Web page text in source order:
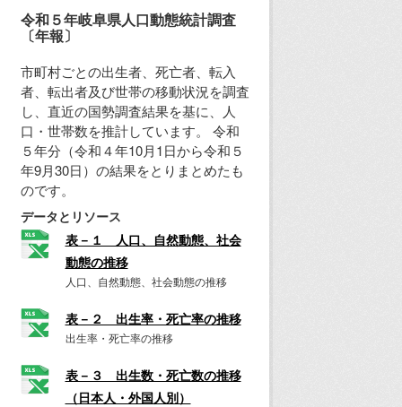
令和５年岐阜県人口動態統計調査
〔年報〕
市町村ごとの出生者、死亡者、転入
者、転出者及び世帯の移動状況を調査
し、直近の国勢調査結果を基に、人
口・世帯数を推計しています。 令和
５年分（令和４年10月1日から令和５
年9月30日）の結果をとりまとめたも
のです。
データとリソース
表－１ 人口、自然動態、社会
動態の推移
人口、自然動態、社会動態の推移
表－２ 出生率・死亡率の推移
出生率・死亡率の推移
表－３ 出生数・死亡数の推移
（日本人・外国人別）